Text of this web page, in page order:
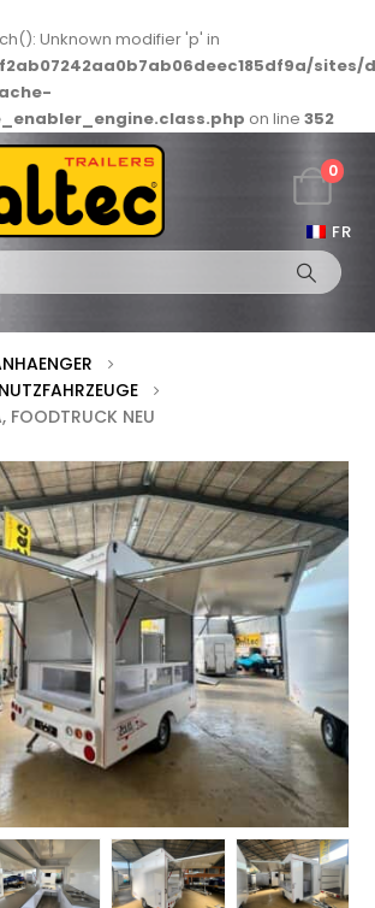
Unknown modifier 'p' in
on line 352
FR
0
FOODTRUCK NEU